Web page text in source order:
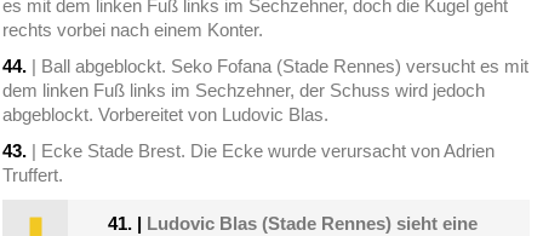
es mit dem linken Fuß links im Sechzehner, doch die Kugel geht
rechts vorbei nach einem Konter.
44. | Ball abgeblockt. Seko Fofana (Stade Rennes) versucht es mit
dem linken Fuß links im Sechzehner, der Schuss wird jedoch
abgeblockt. Vorbereitet von Ludovic Blas.
43. | Ecke Stade Brest. Die Ecke wurde verursacht von Adrien
Truffert.
41. | Ludovic Blas (Stade Rennes) sieht eine